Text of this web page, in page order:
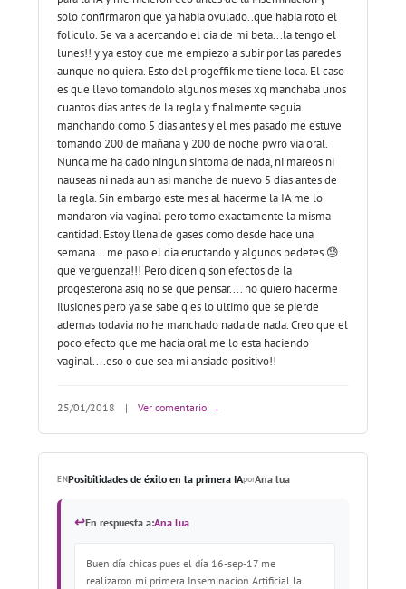
solo confirmaron que ya habia ovulado..que habia roto el
foliculo. Se va a acercando el dia de mi beta...la tengo el
lunes!! y ya estoy que me empiezo a subir por las paredes
aunque no quiera. Esto del progeffik me tiene loca. El caso
es que llevo tomandolo algunos meses xq manchaba unos
cuantos dias antes de la regla y finalmente seguia
manchando como 5 dias antes y el mes pasado me estuve
tomando 200 de mañana y 200 de noche pwro via oral.
Nunca me ha dado ningun sintoma de nada, ni mareos ni
nauseas ni nada aun asi manche de nuevo 5 dias antes de
la regla. Sin embargo este mes al hacerme la IA me lo
mandaron via vaginal pero tomo exactamente la misma
cantidad. Estoy llena de gases como desde hace una
semana... me paso el dia eructando y algunos pedetes 😓
que verguenza!!! Pero dicen q son efectos de la
progesterona asiq no se que pensar.... no quiero hacerme
ilusiones pero ya se sabe q es lo ultimo que se pierde
ademas todavia no he manchado nada de nada. Creo que el
poco efecto que me hacia oral me lo esta haciendo
vaginal....eso o que sea mi ansiado positivo!!
25/01/2018 | Ver comentario →
ENPosibilidades de éxito en la primera IAporAna lua
↩En respuesta a:Ana lua
Buen día chicas pues el día 16-sep-17 me
realizaron mi primera Inseminacion Artificial la